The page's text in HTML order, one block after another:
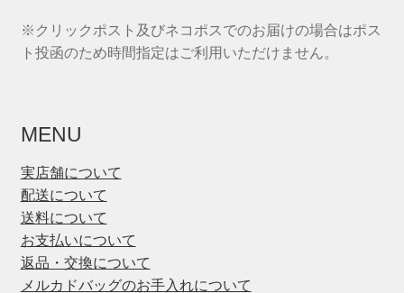
※クリックポスト及びネコポスでのお届けの場合はポス
ト投函のため時間指定はご利用いただけません。
MENU
実店舗について
配送について
送料について
お支払いについて
返品・交換について
メルカドバッグのお手入れについて